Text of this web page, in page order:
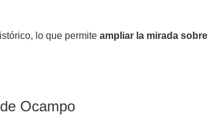
lo que permite ampliar la mirada
Ocampo